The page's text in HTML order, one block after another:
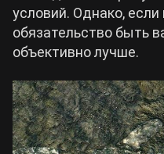
условий. Однако,
обязательство быть
объективно лучше.